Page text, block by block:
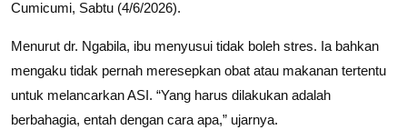
Cumicumi, Sabtu (4/6/2026).
Menurut dr. Ngabila, ibu menyusui tidak boleh stres. Ia bahkan
mengaku tidak pernah meresepkan obat atau makanan tertentu
untuk melancarkan ASI. “Yang harus dilakukan adalah
berbahagia, entah dengan cara apa,” ujarnya.